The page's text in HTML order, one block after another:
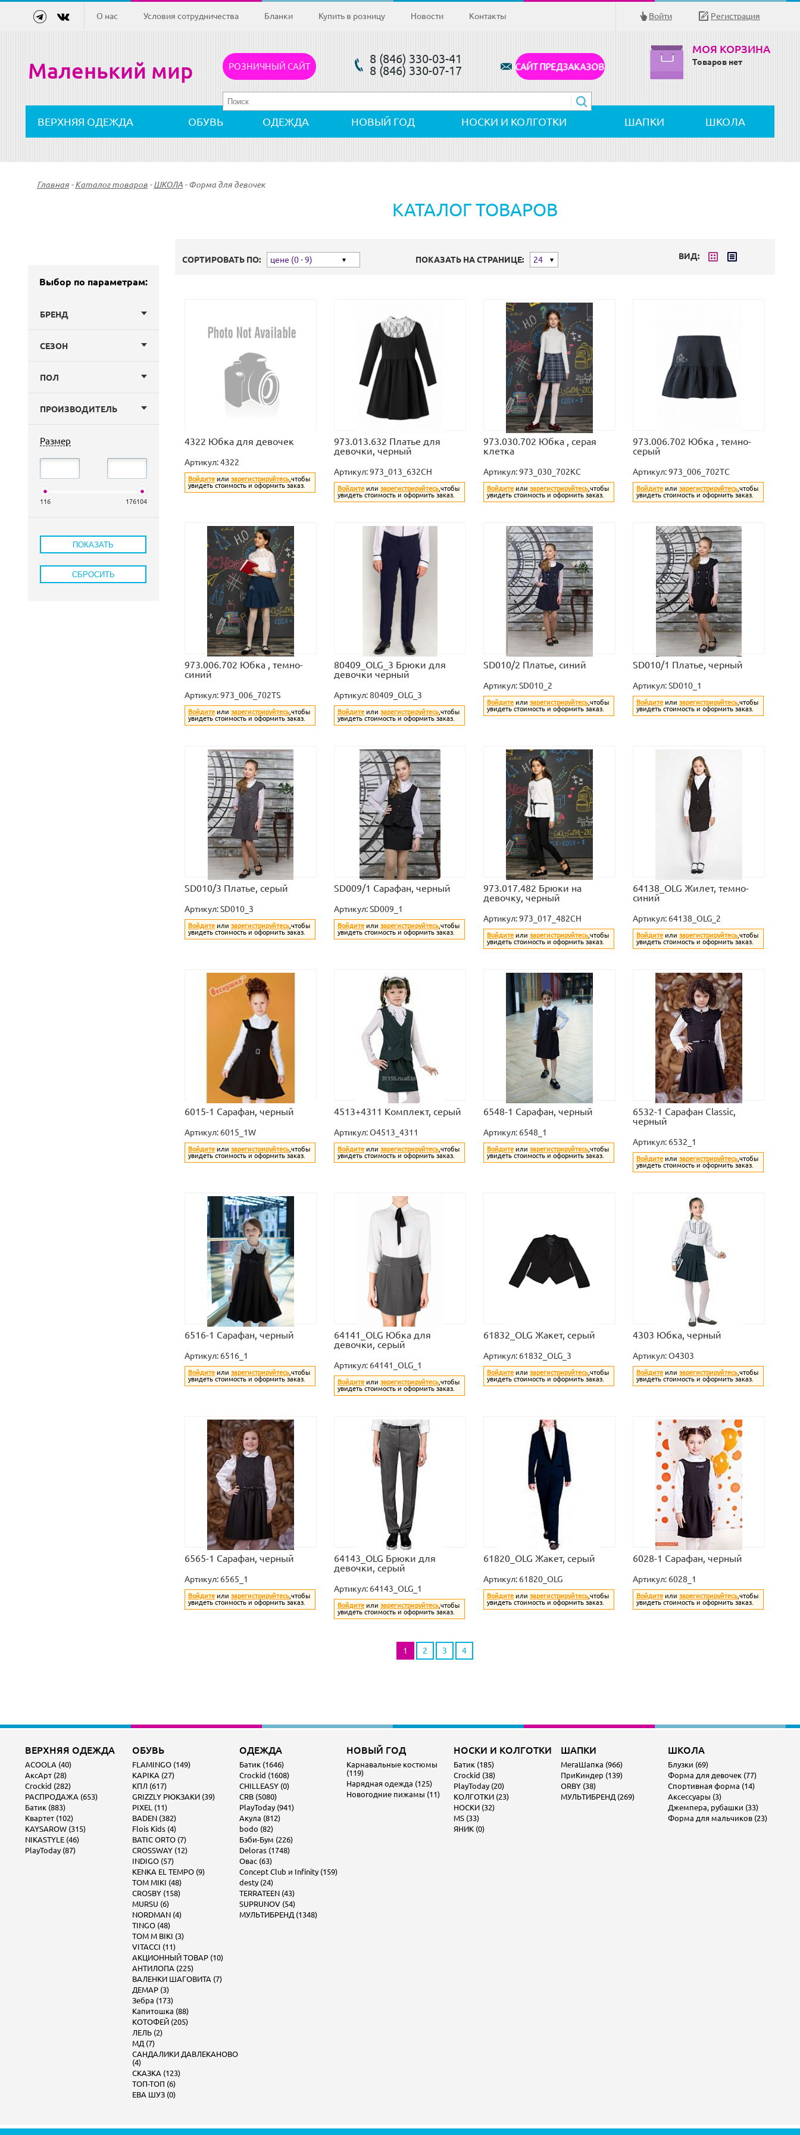
О нас Условия сотрудничества Бланки Купить в розницу Новости Контакты Войти Регистрация
Маленький мир РОЗНИЧНЫЙ САЙТ
8 (846) 330-03-41
8 (846) 330-07-17
САЙТ ПРЕДЗАКАЗОВ
МОЯ КОРЗИНА
Товаров нет
ВЕРХНЯЯ ОДЕЖДА ОБУВЬ ОДЕЖДА НОВЫЙ ГОД НОСКИ И КОЛГОТКИ ШАПКИ ШКОЛА
Главная - Каталог товаров - ШКОЛА - Форма для девочек
Выбор по параметрам:
БРЕНД
СЕЗОН
ПОЛ
ПРОИЗВОДИТЕЛЬ
Размер
116 176104
КАТАЛОГ ТОВАРОВ
СОРТИРОВАТЬ ПО: цене (0 - 9) ПОКАЗАТЬ НА СТРАНИЦЕ: 24 ВИД:
4322 Юбка для девочек
Артикул:4322
Войдите или зарегистрируйтесь ,чтобы
увидеть стоимость и оформить заказ.
973.013.632 Платье для
девочки, черный
Артикул:973_013_632CH
Войдите или зарегистрируйтесь ,чтобы
увидеть стоимость и оформить заказ.
973.030.702 Юбка , серая
клетка
Артикул:973_030_702KC
Войдите или зарегистрируйтесь ,чтобы
увидеть стоимость и оформить заказ.
973.006.702 Юбка , темно-
серый
Артикул:973_006_702TC
Войдите или зарегистрируйтесь ,чтобы
увидеть стоимость и оформить заказ.
973.006.702 Юбка , темно-
синий
Артикул:973_006_702TS
Войдите или зарегистрируйтесь ,чтобы
увидеть стоимость и оформить заказ.
80409_OLG_3 Брюки для
девочки черный
Артикул:80409_OLG_3
Войдите или зарегистрируйтесь ,чтобы
увидеть стоимость и оформить заказ.
SD010/2 Платье, синий
Артикул:SD010_2
Войдите или зарегистрируйтесь ,чтобы
увидеть стоимость и оформить заказ.
SD010/1 Платье, черный
Артикул:SD010_1
Войдите или зарегистрируйтесь ,чтобы
увидеть стоимость и оформить заказ.
SD010/3 Платье, серый
Артикул:SD010_3
Войдите или зарегистрируйтесь ,чтобы
увидеть стоимость и оформить заказ.
SD009/1 Сарафан, черный
Артикул:SD009_1
Войдите или зарегистрируйтесь ,чтобы
увидеть стоимость и оформить заказ.
973.017.482 Брюки на
девочку, черный
Артикул:973_017_482CH
Войдите или зарегистрируйтесь ,чтобы
увидеть стоимость и оформить заказ.
64138_OLG Жилет, темно-
синий
Артикул: 64138_OLG_2
Войдите или зарегистрируйтесь ,чтобы
увидеть стоимость и оформить заказ.
6015-1 Сарафан, черный
Артикул: 6015_1W
Войдите или зарегистрируйтесь ,чтобы
увидеть стоимость и оформить заказ.
4513+4311 Комплект, серый
Артикул:O4513_4311
Войдите или зарегистрируйтесь ,чтобы
увидеть стоимость и оформить заказ.
6548-1 Сарафан, черный
Артикул: 6548_1
Войдите или зарегистрируйтесь ,чтобы
увидеть стоимость и оформить заказ.
6532-1 Cарафан Classic,
черный
Артикул: 6532_1
Войдите или зарегистрируйтесь ,чтобы
увидеть стоимость и оформить заказ.
6516-1 Сарафан, черный
Артикул: 6516_1
Войдите или зарегистрируйтесь ,чтобы
увидеть стоимость и оформить заказ.
64141_OLG Юбка для
девочки, серый
Артикул: 64141_OLG_1
Войдите или зарегистрируйтесь ,чтобы
увидеть стоимость и оформить заказ.
61832_OLG Жакет, серый
Артикул: 61832_OLG_3
Войдите или зарегистрируйтесь ,чтобы
увидеть стоимость и оформить заказ.
4303 Юбка, черный
Артикул:O4303
Войдите или зарегистрируйтесь ,чтобы
увидеть стоимость и оформить заказ.
6565-1 Сарафан, черный
Артикул: 6565_1
Войдите или зарегистрируйтесь ,чтобы
увидеть стоимость и оформить заказ.
64143_OLG Брюки для
девочки, серый
Артикул: 64143_OLG_1
Войдите или зарегистрируйтесь ,чтобы
увидеть стоимость и оформить заказ.
61820_OLG Жакет, серый
Артикул: 61820_OLG
Войдите или зарегистрируйтесь ,чтобы
увидеть стоимость и оформить заказ.
6028-1 Сарафан, черный
Артикул: 6028_1
Войдите или зарегистрируйтесь ,чтобы
увидеть стоимость и оформить заказ.
1 2 3 4
ВЕРХНЯЯ ОДЕЖДА
ACOOLA (40)
АксАрт (28)
Crockid (282)
РАСПРОДАЖА (653)
Батик (883)
Квартет (102)
KAYSAROW (315)
NIKASTYLE (46)
PlayToday (87)
ОБУВЬ
FLAMINGO (149)
KAPIKA (27)
КПЛ (617)
GRIZZLY РЮКЗАКИ (39)
PIXEL (11)
BADEN (382)
Flois Kids (4)
BATIC ORTO (7)
CROSSWAY (12)
INDIGO (57)
KENKA EL TEMPO (9)
TOM MIKI (48)
CROSBY (158)
MURSU (6)
NORDMAN (4)
TINGO (48)
TOM M BIKI (3)
VITACCI (11)
АКЦИОННЫЙ ТОВАР (10)
АНТИЛОПА (225)
ВАЛЕНКИ ШАГОВИТА (7)
ДЕМАР (3)
Зебра (173)
Капитошка (88)
КОТОФЕЙ (205)
ЛЕЛЬ (2)
МД (7)
САНДАЛИКИ ДАВЛЕКАНОВО
(4)
СКАЗКА (123)
ТОП-ТОП (6)
ЕВА ШУЗ (0)
ОДЕЖДА
Батик (1646)
Crockid (1608)
CHILLEASY (0)
CRB (5080)
PlayToday (941)
Акула (812)
bodo (82)
Бэби-Бум (226)
Deloras (1748)
Овас (63)
Concept Club и Infinity (159)
desty (24)
TERRATEEN (43)
SUPRUNOV (54)
МУЛЬТИБРЕНД (1348)
НОВЫЙ ГОД
Карнавальные костюмы
(119)
Нарядная одежда (125)
Новогодние пижамы (11)
НОСКИ И КОЛГОТКИ
Батик (185)
Crockid (38)
PlayToday (20)
КОЛГОТКИ (23)
НОСКИ (32)
MS (33)
ЯНИК (0)
ШАПКИ
МегаШапка (966)
ПриКиндер (139)
ORBY (38)
МУЛЬТИБРЕНД (269)
ШКОЛА
Блузки (69)
Форма для девочек (77)
Спортивная форма (14)
Аксессуары (3)
Джемпера, рубашки (33)
Форма для мальчиков (23)